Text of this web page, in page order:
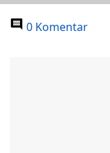
0 Komentar